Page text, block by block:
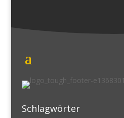
Schlagwörter